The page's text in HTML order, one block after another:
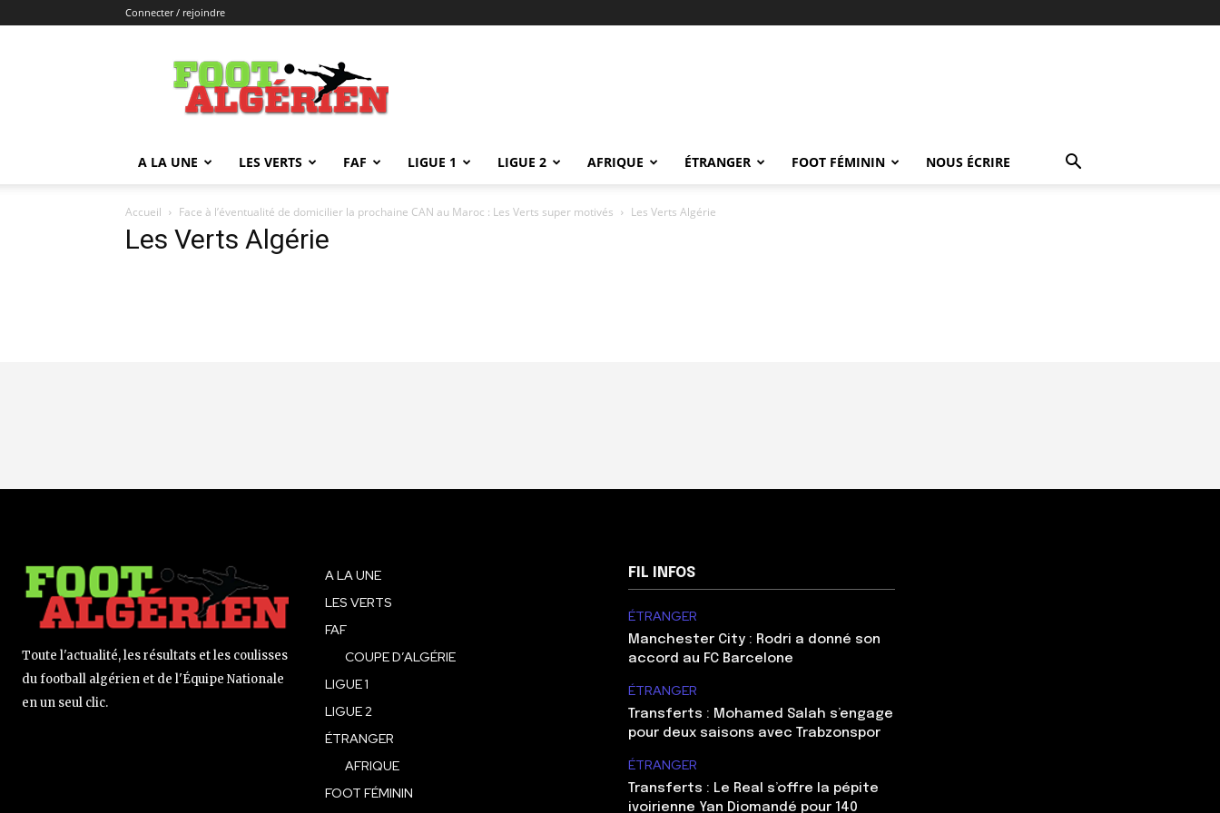
Connecter / rejoindre
FOOTALGERIEN
A LA UNE LES VERTS FAF LIGUE 1 LIGUE 2 AFRIQUE ÉTRANGER FOOT FÉMININ NOUS ÉCRIRE
Accueil Face à l’éventualité de domicilier la prochaine CAN au Maroc : Les Verts super motivés Les Verts Algérie
Les Verts Algérie
Toute l'actualité, les résultats et les coulisses
du football algérien et de l'Équipe Nationale
en un seul clic.
A LA UNE
LES VERTS
FAF
COUPE D’ALGÉRIE
LIGUE 1
LIGUE 2
ÉTRANGER
AFRIQUE
FOOT FÉMININ
FIL INFOS
ÉTRANGER
Manchester City : Rodri a donné son
accord au FC Barcelone
ÉTRANGER
Transferts : Mohamed Salah s’engage
pour deux saisons avec Trabzonspor
ÉTRANGER
Transferts : Le Real s’offre la pépite
ivoirienne Yan Diomandé pour 140